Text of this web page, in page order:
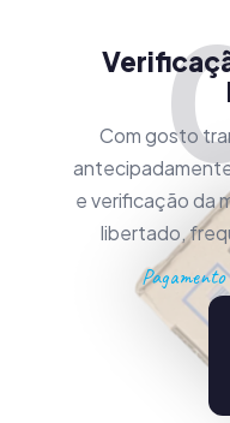
Com gosto
e verificação da
libertado,